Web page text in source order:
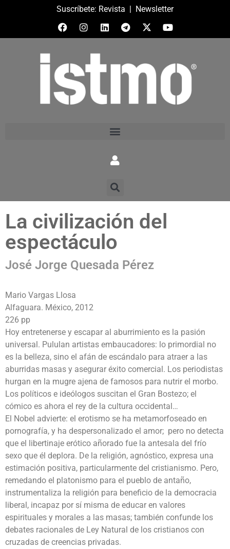
Suscríbete: Revista | Newsletter
La civilización del
espectáculo
José Jorge Quesada Pérez
Mario Vargas Llosa
Alfaguara. México, 2012
226 pp
Hoy entretenerse y escapar al aburrimiento es la pasión
universal. Pululan artistas embaucadores: lo primordial no
es la belleza, sino el afán de escándalo para atraer a las
aburridas masas y asegurar éxito comercial. Los periodistas
hurgan en la mugre ajena de famosos para nutrir el morbo.
Los políticos e ideólogos suscitan el Gran Bostezo; el
cómico es ahora el rey de la cultura occidental…
El Nobel advierte: el erotismo se ha metamorfoseado en
pornografía, y ha despersonalizado el amor; pero no detecta
que el libertinaje erótico añorado fue la antesala del frío
sexo que él deplora. De la religión, agnóstico, expresa una
estimación positiva, particularmente del cristianismo. Pero,
remedando el platonismo para el pueblo de antaño,
instrumentaliza la religión para beneficio de la democracia
liberal, incapaz por sí misma de educar en valores
espirituales y morales a las masas; también confunde los
debates racionales de Ley Natural de los cristianos con
cruzadas de creencias privadas.